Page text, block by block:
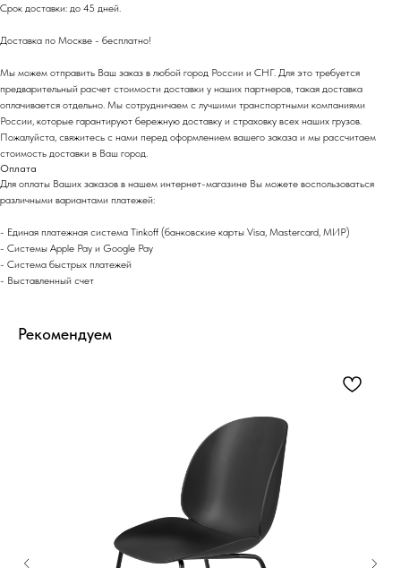
Срок доставки: до 45 дней.
Доставка по Москве - бесплатно!
Мы можем отправить Ваш заказ в любой город России и СНГ. Для это требуется
предварительный расчет стоимости доставки у наших партнеров, такая доставка
оплачивается отдельно. Мы сотрудничаем с лучшими транспортными компаниями
России, которые гарантируют бережную доставку и страховку всех наших грузов.
Пожалуйста, свяжитесь с нами перед оформлением вашего заказа и мы рассчитаем
стоимость доставки в Ваш город.
Оплата
Для оплаты Ваших заказов в нашем интернет-магазине Вы можете воспользоваться
различными вариантами платежей:
- Eдиная платежная система Tinkoff (банковские карты Visa, Mastercard, МИР)
- Системы Apple Pay и Google Pay
- Система быстрых платежей
- Выставленный счет
Рекомендуем